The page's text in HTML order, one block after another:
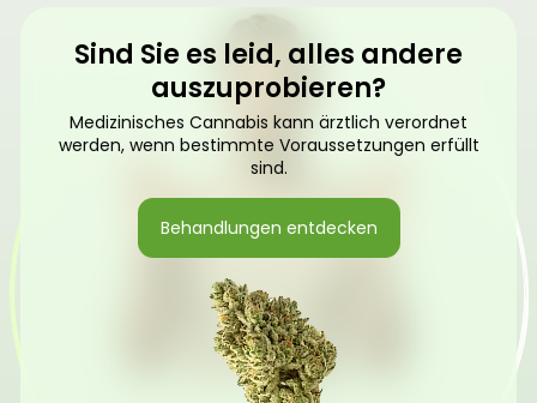
Sind Sie es leid, alles andere
auszuprobieren?
Medizinisches Cannabis kann ärztlich verordnet
werden, wenn bestimmte Voraussetzungen erfüllt
sind.
Behandlungen entdecken